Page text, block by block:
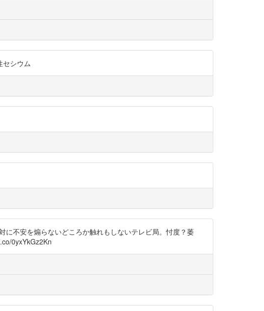
セシウム
不安を煽らないどころか触れもしないテレビ局。忖度？萎
0yxYkGz2Kn